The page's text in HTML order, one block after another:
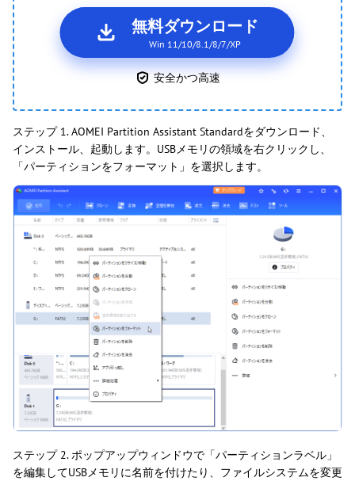
無料ダウンロード
Win 11/10/8.1/8/7/XP
安全かつ高速
ステップ 1. AOMEI Partition Assistant Standardをダウンロード、
インストール、起動します。USBメモリの領域を右クリックし、
「パーティションをフォーマット」を選択します。
ステップ 2. ポップアップウィンドウで「パーティションラベル」
を編集してUSBメモリに名前を付けたり、ファイルシステムを変更